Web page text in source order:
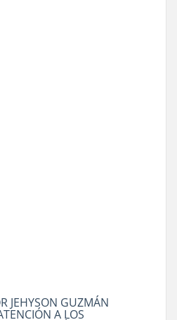
JEHYSON GUZMÁN
A LOS